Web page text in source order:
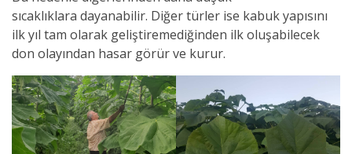
sıcaklıklara dayanabilir. Diğer türler ise kabuk yapısını
ilk yıl tam olarak geliştiremediğinden ilk oluşabilecek
don olayından hasar görür ve kurur.